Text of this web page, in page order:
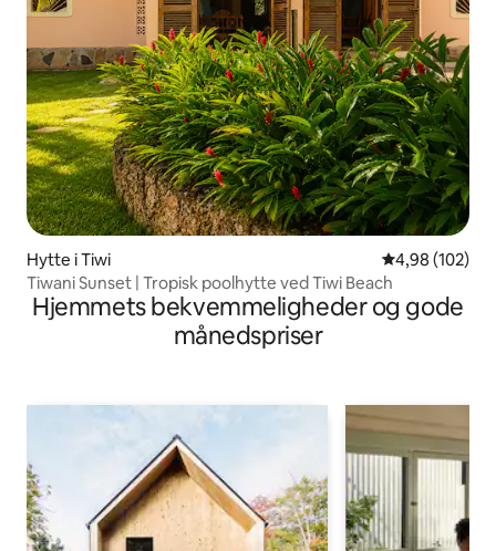
Hytte i Tiwi 4,98 ud af 5 i
4,98 (102)
Tiwani Sunset | Tropisk poolhytte ved Tiwi Beach
Hjemmets bekvemmeligheder og gode
månedspriser